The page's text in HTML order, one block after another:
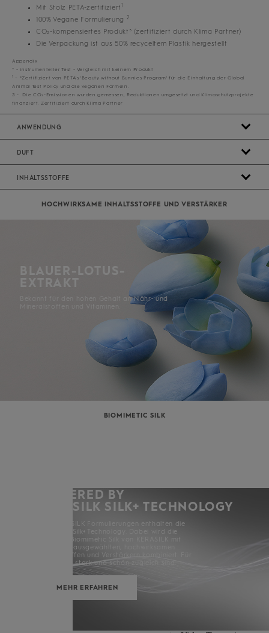
Mit Stolz PETA-zertifiziert 1
100% Vegane Formulierung 2
CO₂-kompensiertes Produkt³ (zertifiziert durch Klima Partner)
Die Verpackung ist aus 50% recyceltem Plastik hergestellt
Appendix
* - instrumenteller Test - Vergleich mit keinem Produkt
1
– *Zertifiziert von PETA's 'Beauty without Bunnies Program' für die Einhaltung der Global
Animal Test Policy und die veganen Formeln.
3 - Die CO₂-Emissionen wurden gemessen, Reduktionen umgesetzt und Klimaschutzprojekte
finanziert. Zertifiziert durch Klima Partner
ANWENDUNG
DUFT
INHALTSSTOFFE
HOCHWIRKSAME ​INHALTSSTOFFE ​UND ​VERSTÄRKER​
BLAUER-LOTUS-
EXTRAKT
Bekannt für den hohen Gehalt an Nähr- und
BIOMIMETIC SILK
POWERED BY
KERASILK SILK+ TECHNOLOGY
Alle KERASILK Formulierungen enthalten die
KERASILK Silk+ Technology. Dabei wird die
exklusive Biomimetic Silk von KERASILK mit
sorgfältig ausgewählten, hochwirksamen
Inhaltsstoffen und Verstärkern kombiniert. Für
Haare, die stark und schön zugleich sind.
MEHR ERFAHREN